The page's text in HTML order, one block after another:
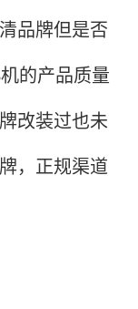
品牌但是否
的产品质量
改装过也未
，正规渠道